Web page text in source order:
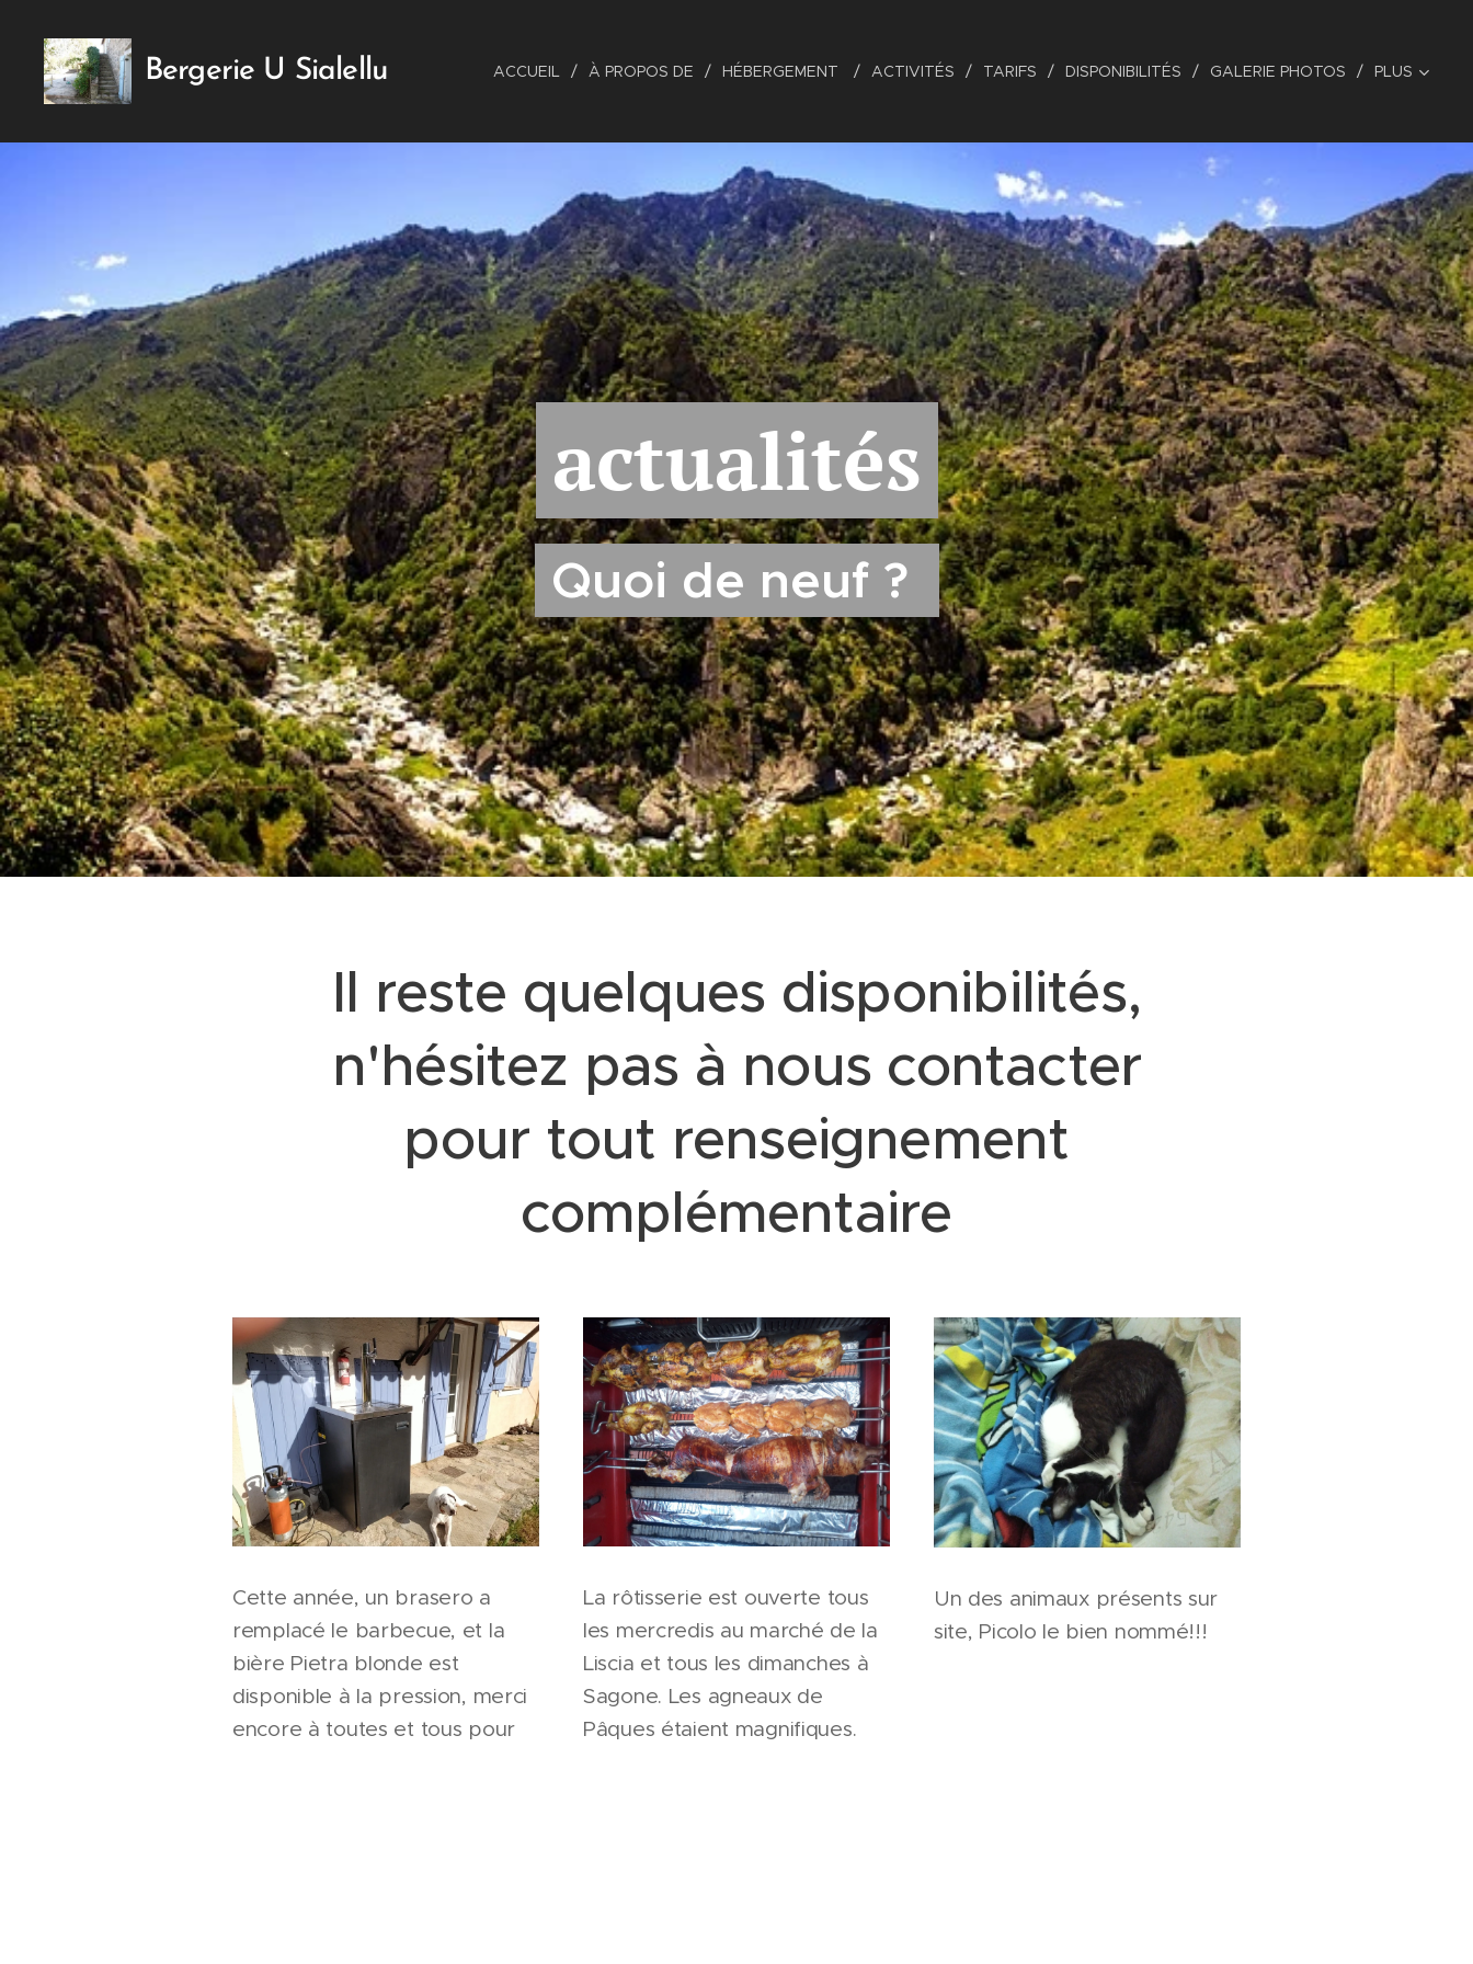
Bergerie U Sialellu ACCUEIL À PROPOS DE HÉBERGEMENT ACTIVITÉS TARIFS DISPONIBILITÉS GALERIE PHOTOS PLUS
actualités
Quoi de neuf ?
Il reste quelques disponibilités,
n'hésitez pas à nous contacter
pour tout renseignement
complémentaire
Cette année, un brasero a
remplacé le barbecue, et la
bière Pietra blonde est
disponible à la pression, merci
encore à toutes et tous pour
La rôtisserie est ouverte tous
les mercredis au marché de la
Liscia et tous les dimanches à
Sagone. Les agneaux de
Pâques étaient magnifiques.
Un des animaux présents sur
site, Picolo le bien nommé!!!